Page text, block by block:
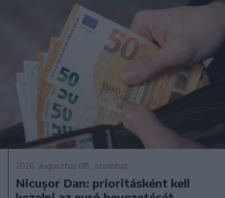
2026. augusztus 08., szombat
Nicușor Dan: prioritásként kell